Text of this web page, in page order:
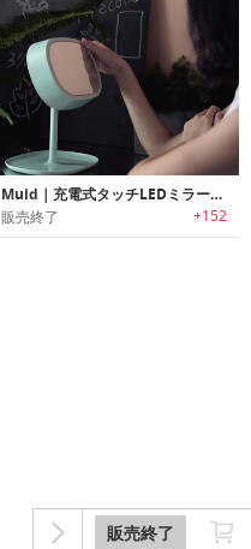
販売終了
Muid｜充電式タッチLEDミラーランプ「ムイド」
販売終了 +152